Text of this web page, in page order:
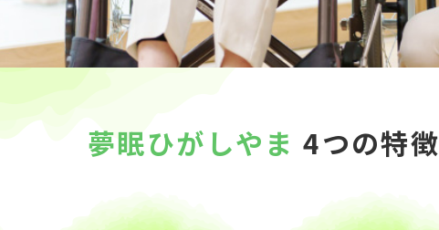
夢眠ひがしやま 4つの特徴